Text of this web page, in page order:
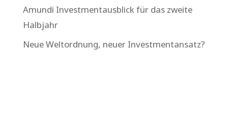
Amundi Investmentausblick für das zweite
Halbjahr
Neue Weltordnung, neuer Investmentansatz?